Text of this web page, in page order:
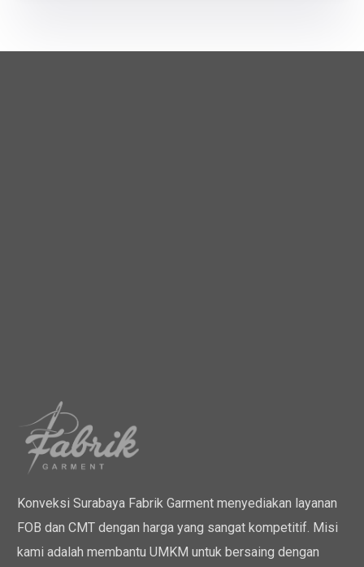
Konveksi Surabaya Fabrik Garment menyediakan layanan
FOB dan CMT dengan harga yang sangat kompetitif. Misi
kami adalah membantu UMKM untuk bersaing dengan